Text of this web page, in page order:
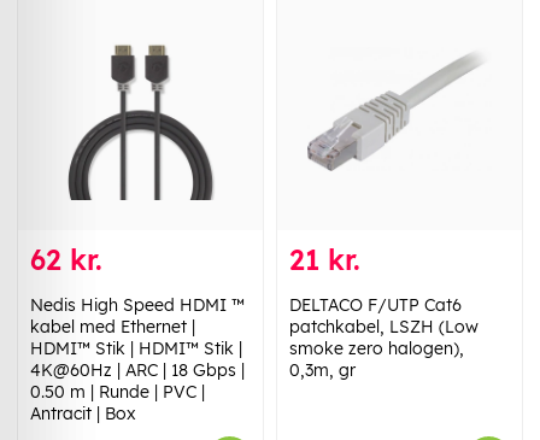
62 kr.
Nedis High Speed ​​HDMI ™
kabel med Ethernet |
HDMI™ Stik | HDMI™ Stik |
4K@60Hz | ARC | 18 Gbps |
0.50 m | Runde | PVC |
Antracit | Box
21 kr.
DELTACO F/UTP Cat6
patchkabel, LSZH (Low
smoke zero halogen),
0,3m, gr